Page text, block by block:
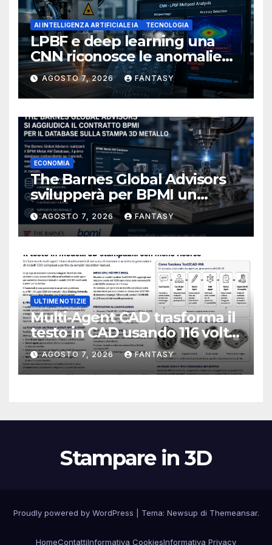
AI INTELLIGENZA ARTIFICIALE IA TECNOLOGIA
LPBF e deep learning una
CNN riconosce le anomalie
del bagno di fusione
AGOSTO 7, 2026 FANTASY
ECONOMIA
The Barnes Global Advisors
svilupperà per BPMI un
database per la stampa 3D
metallica destinata alla filiera
navale statunitense
AGOSTO 7, 2026 FANTASY
ULTIME NOTIZIE
Multi-Agent CAD trasforma il
testo in CAD usando 116 volte
meno token
AGOSTO 7, 2026 FANTASY
Stampare in 3D
Proudly powered by WordPress Tema: Newsup di Themeansar.
HomeContattiInformativa CookiesInformativa Privacy